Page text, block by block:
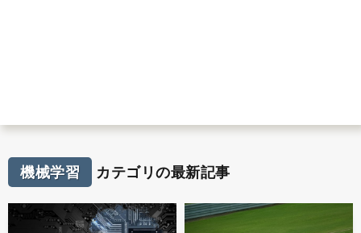
機械学習 カテゴリの最新記事